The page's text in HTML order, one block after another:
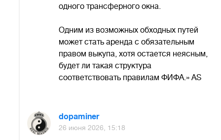
одного трансферного окна.
Одним из возможных обходных путей
может стать аренда с обязательным
правом выкупа, хотя остается неясным,
будет ли такая структура
соответствовать правилам ФИФА.» AS
dopaminer
26 июня 2026, 15:18